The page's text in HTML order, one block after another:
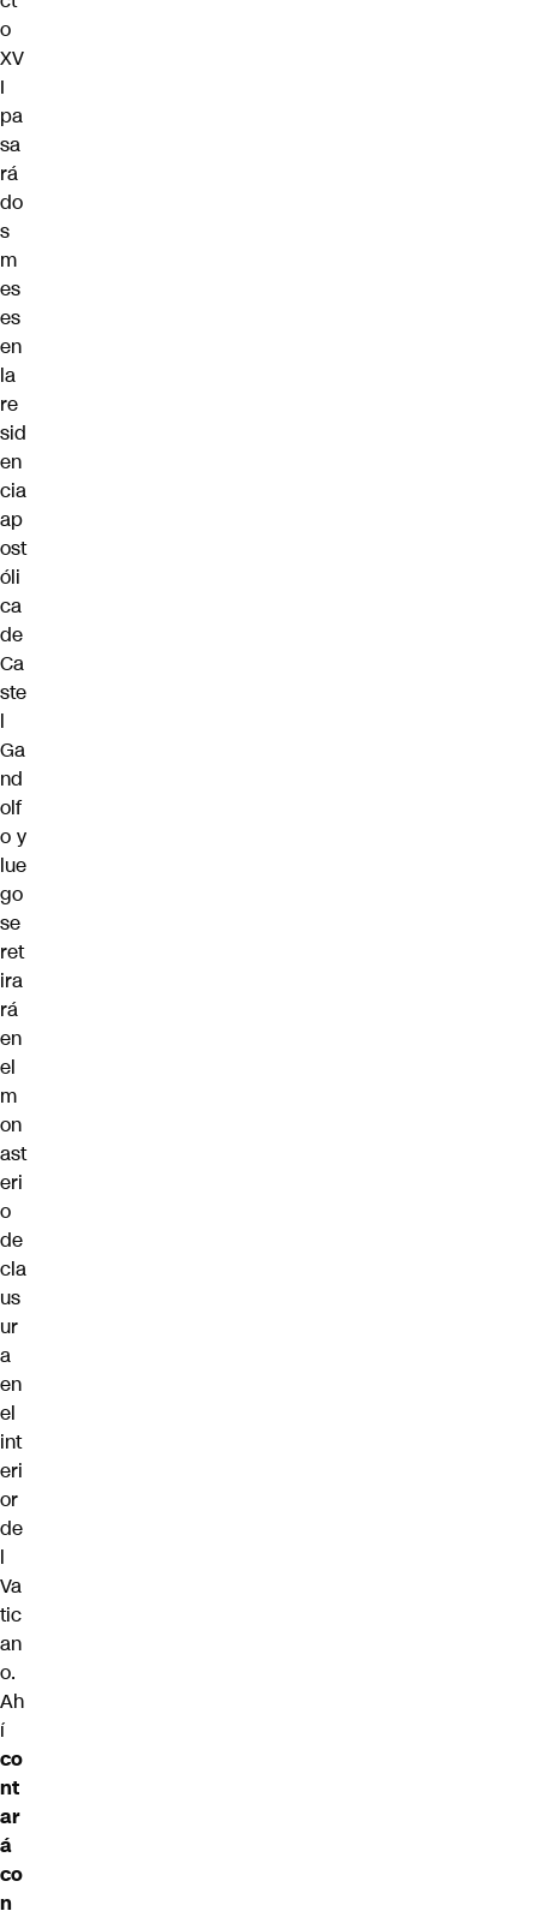
o
XV
I
pa
sa
rá
do
s
m
es
es
en
la
re
sid
en
cia
ap
ost
óli
ca
de
Ca
ste
l
Ga
nd
olf
o y
lue
go
se
ret
ira
rá
en
el
m
on
ast
eri
o
de
cla
us
ur
a
en
el
int
eri
or
de
l
Va
tic
an
o.
Ah
í
co
nt
ar
á
co
n